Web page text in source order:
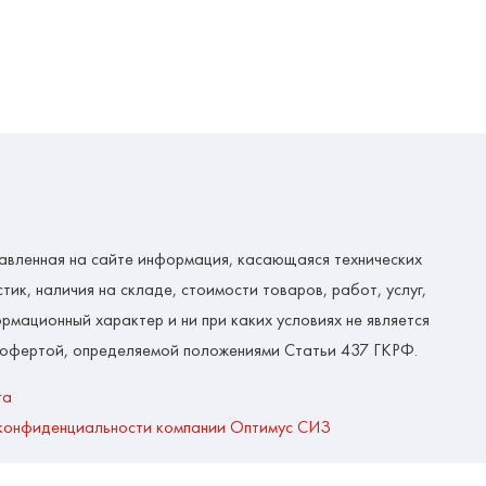
на сайте информация, касающаяся технических
наличия на складе, стоимости товаров, работ, услуг,
характер и ни при каких условиях не является
определяемой положениями Статьи 437 ГКРФ.
компании Оптимус СИЗ